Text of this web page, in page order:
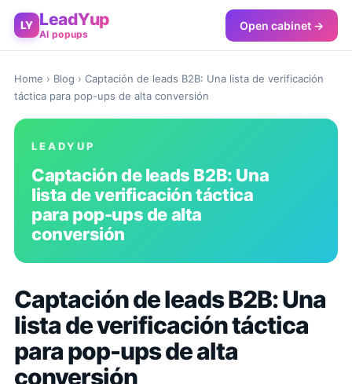
LY LeadYup
AI popups
Open cabinet →
Home › Blog › Captación de leads B2B: Una lista de verificación
táctica para pop-ups de alta conversión
LEADYUP
Captación de leads B2B: Una
lista de verificación táctica
para pop-ups de alta
conversión
Captación de leads B2B: Una
lista de verificación táctica
para pop-ups de alta
conversión